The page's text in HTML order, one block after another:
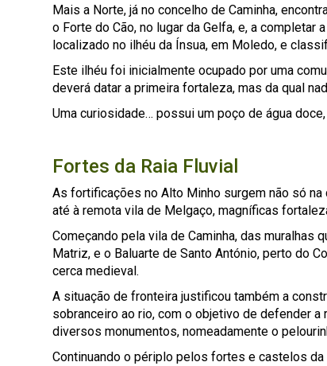
Mais a Norte, já no concelho de Caminha,
o Forte do Cão, no lugar da Gelfa, e, a
localizado no ilhéu da Ínsua, em Moledo, e
Este ilhéu foi inicialmente ocupado por uma
deverá datar a primeira fortaleza, mas da qual
Uma curiosidade… possui um poço de água
Fortes da Raia Fluvial
As fortificações no Alto Minho surgem não só
até à remota vila de Melgaço, magníficas
Começando pela vila de Caminha, das muralhas
Matriz, e o Baluarte de Santo António, perto do
cerca medieval.
A situação de fronteira justificou também a
sobranceiro ao rio, com o objetivo de defender
diversos monumentos, nomeadamente o
Continuando o périplo pelos fortes e castelos